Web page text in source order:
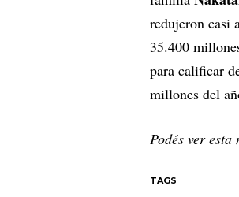
redujeron casi
35.400
para calificar
millones del
Podés ver
TAGS